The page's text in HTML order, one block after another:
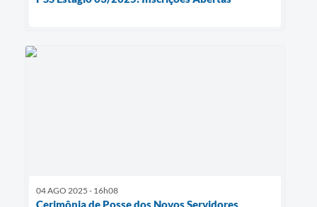
04 AGO 2025 - 16h08
Cerimônia de Posse dos Novos Servidores